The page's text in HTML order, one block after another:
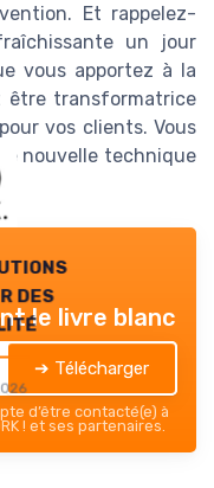
Et rappelez-
un jour
vous apportez à la
être transformatrice
vos clients. Vous
nouvelle technique
des
le livre blanc
➔ Télécharger
d’être contacté(e) à
! et ses partenaires.